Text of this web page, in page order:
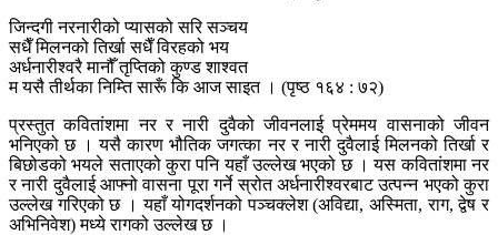
जिन्दगी नरनारीको प्यासको सरि सञ्चय
सधैँ मिलनको तिर्खा सधैँ विरहको भय
अर्धनारीश्वरै मानौँ तृप्तिको कुण्ड शाश्वत
म यसै तीर्थका निम्ति सारूँ कि आज साइत । (पृष्ठ १६४ : ७२)
प्रस्तुत कवितांशमा नर र नारी दुवैको जीवनलाई प्रेममय वासनाको जीवन
भनिएको छ । यसै कारण भौतिक जगत्का नर र नारी दुवैलाई मिलनको तिर्खा र
बिछोडको भयले सताएको कुरा पनि यहाँ उल्लेख भएको छ । यस कवितांशमा नर
र नारी दुवैलाई आफ्नो वासना पूरा गर्ने स्रोत अर्धनारीश्वरबाट उत्पन्न भएको कुरा
उल्लेख गरिएको छ । यहाँ योगदर्शनको पञ्चक्लेश (अविद्या, अस्मिता, राग, द्वेष र
अभिनिवेश) मध्ये रागको उल्लेख छ ।